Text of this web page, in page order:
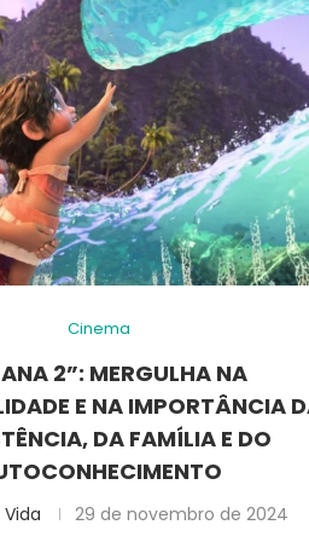
Cinema
2”: MERGULHA NA
E NA IMPORTÂNCIA
DA FAMÍLIA E DO
29 de novembro de 2024